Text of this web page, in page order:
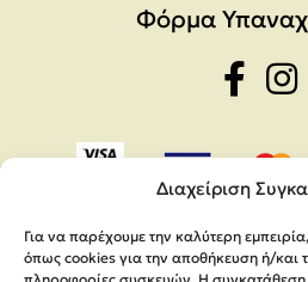
Διαχείριση
Για να παρέχουμε την καλύτερη
όπως cookies για την αποθήκευση ή/και
Φόρμα